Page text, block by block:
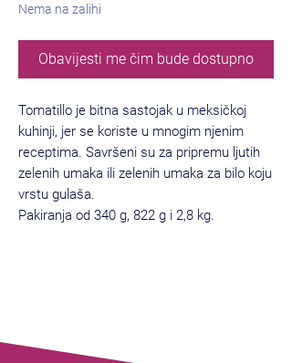
Nema na zalihi
Obavijesti me čim bude dostupno
Tomatillo je bitna sastojak u meksičkoj
kuhinji, jer se koriste u mnogim njenim
receptima. Savršeni su za pripremu ljutih
zelenih umaka ili zelenih umaka za bilo koju
vrstu gulaša.
Pakiranja od 340 g, 822 g i 2,8 kg.